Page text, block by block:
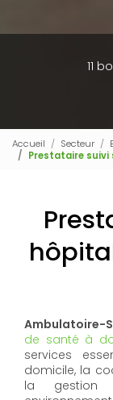
11
Accueil Secteur
Prestataire
Ambulatoire-
de santé à
services
domicile, la
la gestion